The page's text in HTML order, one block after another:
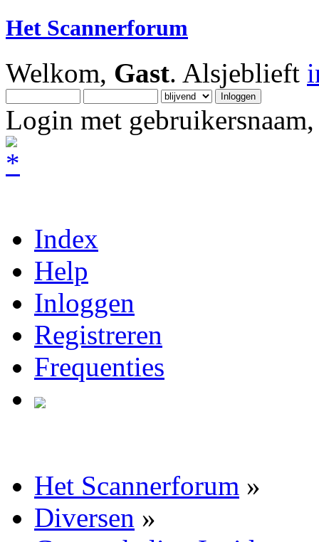
Het Scannerforum
Welkom, Gast. Alsjeblieft
Login met
Index
Help
Inloggen
Registreren
Frequenties
Het Scannerforum »
Diversen »